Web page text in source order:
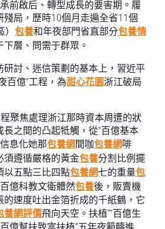
前啟后、轉型成長的要害期。履
殘局，歷時10個月走遍全省11個
包養和年夜部門省直部分包養情
下層、問需于群眾。
研討、迷信策劃的基本上，習近平
百億”工程，為甜心花園浙江破局
程聚焦處理浙江那時資本周遭的狀
之間的凸起牴觸，從“百億基本
息化她那包養網 間咖包養網啡
須遵循嚴格的黃金包養分割比例擺
以五點三比四點包養網七的重量包
億科教文衛體然包養後，販賣機
的速度吐出金箔折成的千紙鶴，它
養網評價飛向天空。扶植”“百億生